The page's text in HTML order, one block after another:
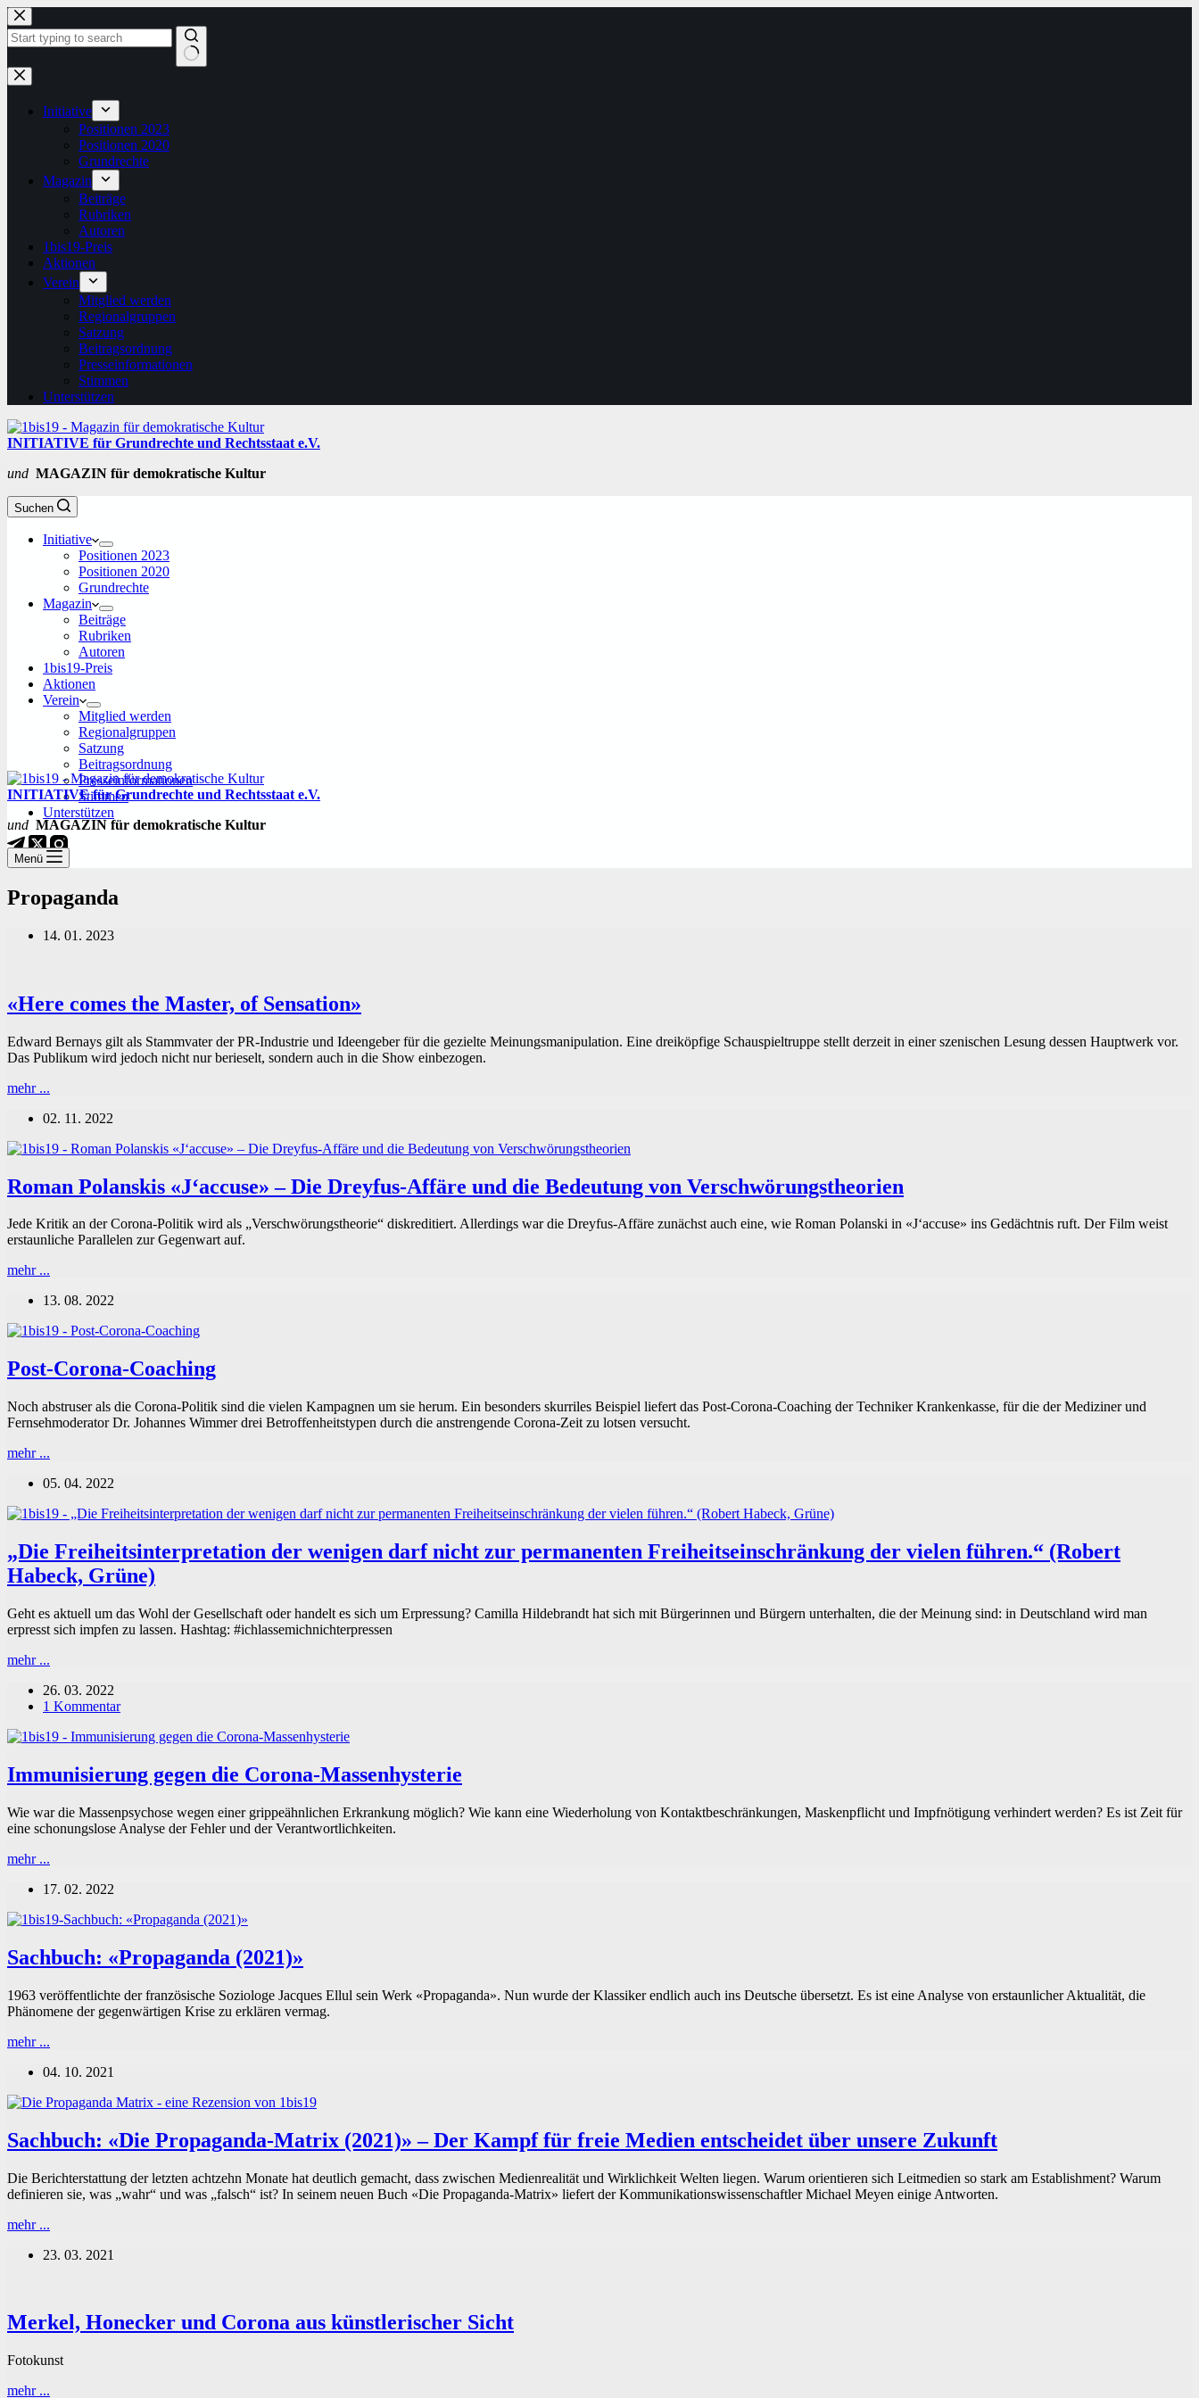
Zum
Inhalt
springen
Keine
Ergebnisse
Initiative
Positionen 2023
Positionen 2020
Grundrechte
Magazin
Beiträge
Rubriken
Autoren
1bis19-Preis
Aktionen
Verein
Mitglied werden
Regionalgruppen
Satzung
Beitragsordnung
Presseinformationen
Stimmen
Unterstützen
INITIATIVE für Grundrechte und Rechtsstaat e.V.
und MAGAZIN für demokratische Kultur
Suchen
Initiative
Positionen 2023
Positionen 2020
Grundrechte
Magazin
Beiträge
Rubriken
Autoren
1bis19-Preis
Aktionen
Verein
Mitglied werden
Regionalgruppen
Satzung
Beitragsordnung
Presseinformationen
Stimmen
Unterstützen
INITIATIVE für Grundrechte und Rechtsstaat e.V.
und MAGAZIN für demokratische Kultur
Menü
Propaganda
14. 01. 2023
«Here comes the Master, of Sensation»
Edward Bernays gilt als Stammvater der PR-Industrie und Ideengeber für die gezielte Meinungsmanipulation. Eine dreiköpfige Schauspieltruppe stellt derzeit in einer szenischen Lesung dessen Hauptwerk vor.
Das Publikum wird jedoch nicht nur berieselt, sondern auch in die Show einbezogen.
mehr ...
the
of
02. 11. 2022
Roman Polanskis «J‘accuse» – Die Dreyfus-Affäre und die Bedeutung von Verschwörungstheorien
Jede Kritik an der Corona-Politik wird als „Verschwörungstheorie“ diskreditiert. Allerdings war die Dreyfus-Affäre zunächst auch eine, wie Roman Polanski in «J‘accuse» ins Gedächtnis ruft. Der Film weist
erstaunliche Parallelen zur Gegenwart auf.
mehr ...
«J‘accuse»
Die
Affäre
und
die
Bedeutung
von
13. 08. 2022
Post-Corona-Coaching
Noch abstruser als die Corona-Politik sind die vielen Kampagnen um sie herum. Ein besonders skurriles Beispiel liefert das Post-Corona-Coaching der Techniker Krankenkasse, für die der Mediziner und
Fernsehmoderator Dr. Johannes Wimmer drei Betroffenheitstypen durch die anstrengende Corona-Zeit zu lotsen versucht.
mehr ...
Coaching
05. 04. 2022
„Die Freiheitsinterpretation der wenigen darf nicht zur permanenten Freiheitseinschränkung der vielen führen.“ (Robert
Habeck, Grüne)
Geht es aktuell um das Wohl der Gesellschaft oder handelt es sich um Erpressung? Camilla Hildebrandt hat sich mit Bürgerinnen und Bürgern unterhalten, die der Meinung sind: in Deutschland wird man
erpresst sich impfen zu lassen. Hashtag: #ichlassemichnichterpressen
mehr ...
der
wenigen
nicht
permanenten
Freiheitseinschränkung
vielen
führen.“
Habeck,
Grüne)
26. 03. 2022
1 Kommentar
Immunisierung gegen die Corona-Massenhysterie
Wie war die Massenpsychose wegen einer grippeähnlichen Erkrankung möglich? Wie kann eine Wiederholung von Kontaktbeschränkungen, Maskenpflicht und Impfnötigung verhindert werden? Es ist Zeit für
eine schonungslose Analyse der Fehler und der Verantwortlichkeiten.
mehr ...
die
Massenhysterie
17. 02. 2022
Sachbuch: «Propaganda (2021)»
1963 veröffentlichte der französische Soziologe Jacques Ellul sein Werk «Propaganda». Nun wurde der Klassiker endlich auch ins Deutsche übersetzt. Es ist eine Analyse von erstaunlicher Aktualität, die
Phänomene der gegenwärtigen Krise zu erklären vermag.
mehr ...
(2021)»
04. 10. 2021
Sachbuch: «Die Propaganda-Matrix (2021)» – Der Kampf für freie Medien entscheidet über unsere Zukunft
Die Berichterstattung der letzten achtzehn Monate hat deutlich gemacht, dass zwischen Medienrealität und Wirklichkeit Welten liegen. Warum orientieren sich Leitmedien so stark am Establishment? Warum
definieren sie, was „wahr“ und was „falsch“ ist? In seinem neuen Buch «Die Propaganda-Matrix» liefert der Kommunikationswissenschaftler Michael Meyen einige Antworten.
mehr ...
Propaganda-
Der
Kampf
freie
23. 03. 2021
Merkel, Honecker und Corona aus künstlerischer Sicht
Fotokunst
mehr ...